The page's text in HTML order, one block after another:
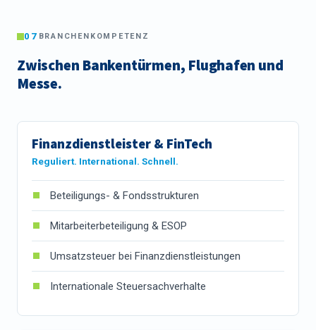
07 BRANCHENKOMPETENZ
Zwischen Bankentürmen, Flughafen und
Messe.
Finanzdienstleister & FinTech
Reguliert. International. Schnell.
Beteiligungs- & Fondsstrukturen
Mitarbeiterbeteiligung & ESOP
Umsatzsteuer bei Finanzdienstleistungen
Internationale Steuersachverhalte